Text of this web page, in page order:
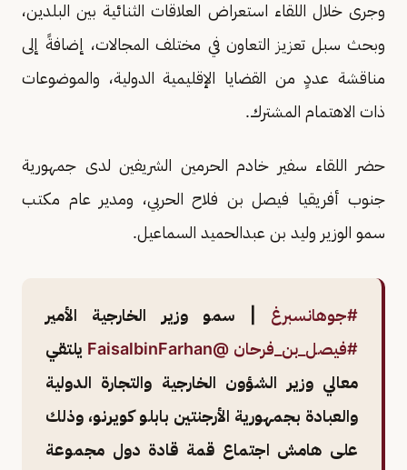
وجرى خلال اللقاء استعراض العلاقات الثنائية بين البلدين،
وبحث سبل تعزيز التعاون في مختلف المجالات، إضافةً إلى
مناقشة عددٍ من القضايا الإقليمية الدولية، والموضوعات
ذات الاهتمام المشترك.
حضر اللقاء سفير خادم الحرمين الشريفين لدى جمهورية
جنوب أفريقيا فيصل بن فلاح الحربي، ومدير عام مكتب
سمو الوزير وليد بن عبدالحميد السماعيل.
#جوهانسبرغ | سمو وزير الخارجية الأمير
#فيصل_بن_فرحان @FaisalbinFarhan
يلتقي
معالي وزير الشؤون الخارجية والتجارة الدولية
والعبادة بجمهورية الأرجنتين بابلو كويرنو، وذلك
على هامش اجتماع قمة قادة دول مجموعة